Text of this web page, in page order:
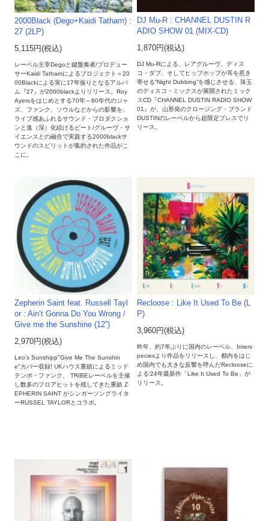
2000Black (Dego+Kaidi Tatham) :
27 (2LP)
5,115円(税込)
レーベル主宰Degoと鍵盤奏者/プロデュー
サーKaidi Tathamによるプロジェクト＝20
00Blackによる実に17年振りとなるアルバ
ム『27』が2000blackよりリリース。Roy
Ayersをはじめとする70年～80年代のジャ
ズ、ファンク、ソウルなどからの影響を、
ライブ感あふれるサウンド・プロダクショ
ンと進（深）化続けるビート/グルーヴ・サ
イエンスとの融合で実践する2000blackサ
ウンドのスピリットが集約された作品がこ
こに。
DJ Mu-R : CHANNEL DUSTIN R
ADIO SHOW 01 (MIX-CD)
1,870円(税込)
DJ Mu-Rによる、レアグルーヴ、ディス
コ・ダブ、そしてヒップホップが耳を惹き
寄せる”Night Dubbing”を感じさせる、珠玉
のディスコ・ミックスが展開されたミック
スCD『CHANNEL DUSTIN RADIO SHOW
01』が、山形発のクロージング・ブランド
DUSTINのレーベルから超限定プレスでリ
リース。
Zepherin Saint feat. Russell Tayl
or : Ain’t Gonna Do You Wrong /
Give me the Sunshine (12”)
2,970円(税込)
Leo's Sunshipp"Give Me The Sunshin
e"カバー収録! UKハウス重鎮によるミッド
テンポ・ファンク。 TRIBEレーベルを主催
し数多のフロアヒットを残してきた重鎮 Z
EPHERIN SAINT がシンガーソングライタ
ーRUSSEL TAYLORとコラボ。
Recloose : Like It Used To Be (L
P)
3,960円(税込)
昨年、約7年ぶりに国内のレーベル、Inters
peciesより作品をリリースし、都内をはじ
め国内でも大きな反響を呼んだReclooseに
よる'24年最新作「Like It Used To Be」が
リリース。